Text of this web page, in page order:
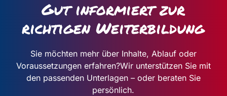
Gut informiert zur
richtigen Weiterbildung
Sie möchten mehr über Inhalte, Ablauf oder
Voraussetzungen erfahren?Wir unterstützen Sie mit
den passenden Unterlagen – oder beraten Sie
persönlich.